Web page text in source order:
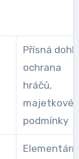
Přísná
ochrana
hráčů,
majetkové
podmínky